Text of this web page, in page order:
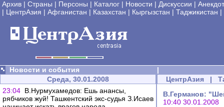
Архив | Страны | Персоны | Каталог | Новости | Дискуссии |
| ЦентрАзия | Афганистан | Казахстан | Кыргызстан | Таджикистан |
Новости и события
|
Среда, 30.01.2008
23:04 В.Нурмухамедов: Ешь анансы,
рябчиков жуй! Ташкентский экс-судья З.Исаев
ЦентрАзия |
В.Германов:
10:40 30.01.2008